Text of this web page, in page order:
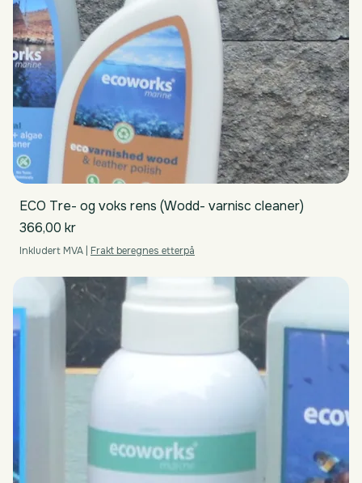
ECO Tre- og voks rens (Wodd- varnisc cleaner)
Pris
366,00 kr
Inkludert MVA | Frakt beregnes etterpå